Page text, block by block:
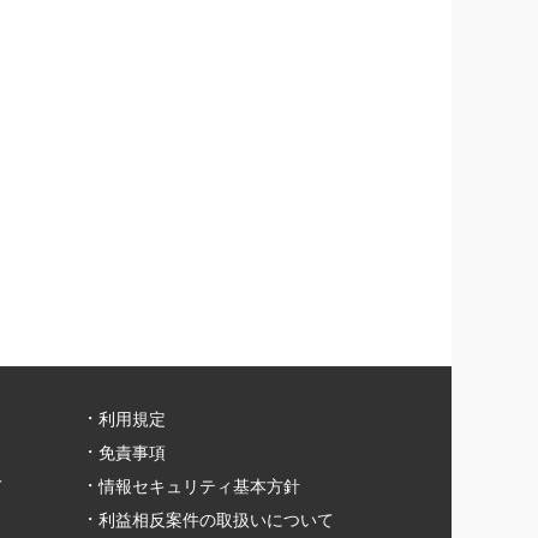
利用規定
免責事項
情報セキュリティ基本方針
利益相反案件の取扱いについて